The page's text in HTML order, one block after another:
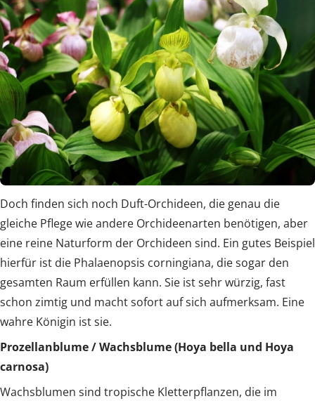
Doch finden sich noch Duft-Orchideen, die genau die
gleiche Pflege wie andere Orchideenarten benötigen, aber
eine reine Naturform der Orchideen sind. Ein gutes Beispiel
hierfür ist die Phalaenopsis corningiana, die sogar den
gesamten Raum erfüllen kann. Sie ist sehr würzig, fast
schon zimtig und macht sofort auf sich aufmerksam. Eine
wahre Königin ist sie.
Prozellanblume / Wachsblume (Hoya bella und Hoya
carnosa)
Wachsblumen sind tropische Kletterpflanzen, die im